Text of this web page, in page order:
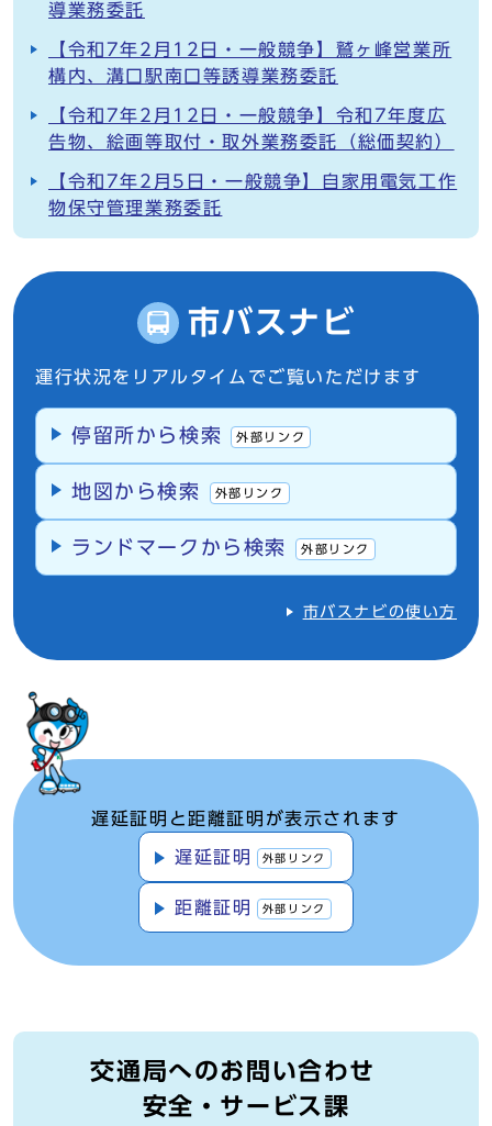
導業務委託
【令和7年2月12日・一般競争】鷲ヶ峰営業所
構内、溝口駅南口等誘導業務委託
【令和7年2月12日・一般競争】令和7年度広
告物、絵画等取付・取外業務委託（総価契約）
【令和7年2月5日・一般競争】自家用電気工作
物保守管理業務委託
市バスナビ
運行状況をリアルタイムでご覧いただけます
停留所から検索 外部リンク
地図から検索 外部リンク
ランドマークから検索 外部リンク
市バスナビの使い方
遅延証明と距離証明が表示されます
遅延証明 外部リンク
距離証明 外部リンク
交通局へのお問い合わせ
安全・サービス課